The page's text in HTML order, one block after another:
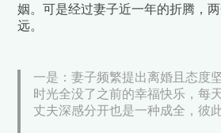
姻。可是经过妻子近一年的折腾，
远。
一是：妻子频繁提出离婚且态度
时光全没了之前的幸福快乐，每
丈夫深感分开也是一种成全，彼